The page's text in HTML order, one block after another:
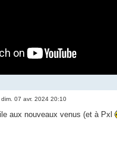
dim. 07 avr. 2024 20:10
aux nouveaux venus (et à Pxl